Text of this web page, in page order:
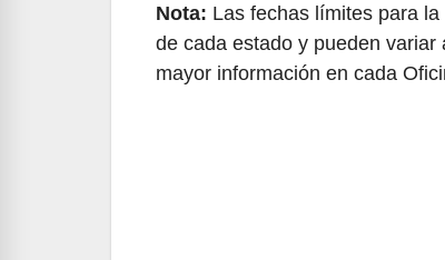
Nota: Las fechas límites para
de cada estado y pueden
mayor información en cada